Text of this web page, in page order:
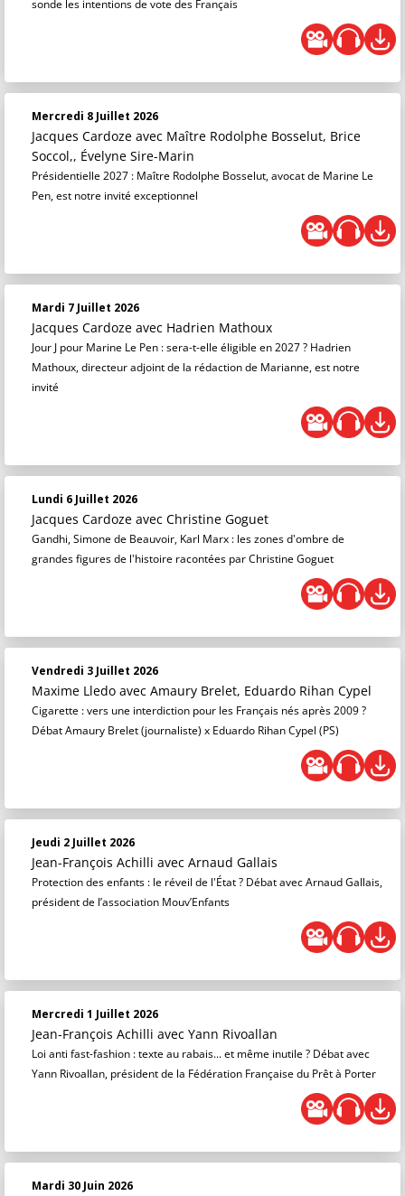
sonde les intentions de vote des Français
Mercredi 8 Juillet 2026
Jacques Cardoze avec Maître Rodolphe Bosselut, Brice
Soccol,, Évelyne Sire-Marin
Présidentielle 2027 : Maître Rodolphe Bosselut, avocat de Marine Le
Pen, est notre invité exceptionnel
Mardi 7 Juillet 2026
Jacques Cardoze avec Hadrien Mathoux
Jour J pour Marine Le Pen : sera-t-elle éligible en 2027 ? Hadrien
Mathoux, directeur adjoint de la rédaction de Marianne, est notre
invité
Lundi 6 Juillet 2026
Jacques Cardoze avec Christine Goguet
Gandhi, Simone de Beauvoir, Karl Marx : les zones d'ombre de
grandes figures de l'histoire racontées par Christine Goguet
Vendredi 3 Juillet 2026
Maxime Lledo avec Amaury Brelet, Eduardo Rihan Cypel
Cigarette : vers une interdiction pour les Français nés après 2009 ?
Débat Amaury Brelet (journaliste) x Eduardo Rihan Cypel (PS)
Jeudi 2 Juillet 2026
Jean-François Achilli avec Arnaud Gallais
Protection des enfants : le réveil de l'État ? Débat avec Arnaud Gallais,
président de l’association Mouv’Enfants
Mercredi 1 Juillet 2026
Jean-François Achilli avec Yann Rivoallan
Loi anti fast-fashion : texte au rabais... et même inutile ? Débat avec
Yann Rivoallan, président de la Fédération Française du Prêt à Porter
Mardi 30 Juin 2026